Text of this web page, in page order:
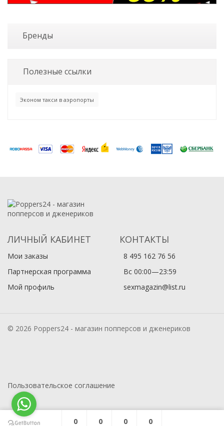
Бренды
Полезные ссылки
Эконом такси в аэропорты
ЛИЧНЫЙ КАБИНЕТ
Мои заказы
Партнерская программа
Мой профиль
КОНТАКТЫ
8 495 162 76 56
Вс 00:00—23:59
sexmagazin@list.ru
© 2026 Poppers24 - магазин попперсов и дженериков
Пользовательское соглашение
0 0 0 0